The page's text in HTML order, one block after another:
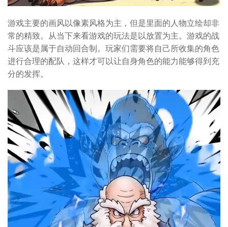
游戏主要的画风以像素风格为主，但是里面的人物立绘却非
常的精致。从当下来看游戏的玩法是以放置为主。游戏的战
斗应该是属于自动回合制。玩家们需要将自己所收集的角色
进行合理的配队，这样才可以让自身角色的能力能够得到充
分的发挥。